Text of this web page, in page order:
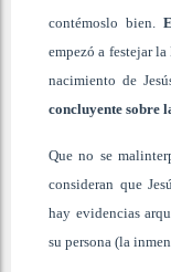
contémoslo bien.
empezó a festejar
nacimiento de
concluyente sobre
Que no se
consideran que
hay evidencias
su persona (la